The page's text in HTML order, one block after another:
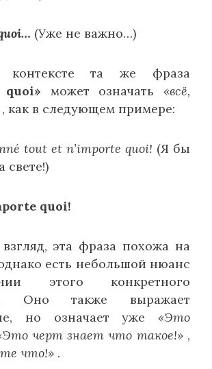
(Уже не важно…)
та же фраза
quoi» может означать «всё,
, как в следующем примере:
tout et n’importe quoi! (Я бы
свете!)
quoi!
эта фраза похожа на
есть небольшой нюанс
этого конкретного
Оно также выражает
но означает уже «Это
черт знает что такое!» ,
что!» .